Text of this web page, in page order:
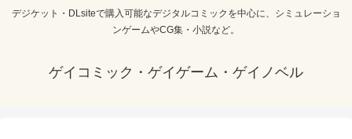
デジケット・DLsiteで購入可能なデジタルコミックを中心に、シミュレーショ
ンゲームやCG集・小説など。
ゲイコミック・ゲイゲーム・ゲイノベル